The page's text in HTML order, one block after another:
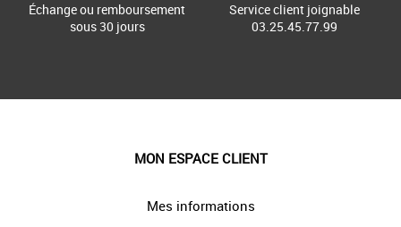
Échange ou remboursement
sous 30 jours
Service client joignable
03.25.45.77.99
MON ESPACE CLIENT
Mes informations